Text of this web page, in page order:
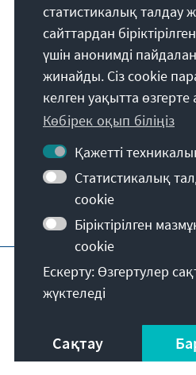
Die Konrad-
national und
Bildung für
Gerechtigkeit ein.
freiheitliche
Marktwirtschaft
Festigung des
Біздің
Шығыс деректер
статистикалық талдау
сайттардан
үшін анонимді
жинайды. Сіз cookie
келген уақытта өзгерте
Көбірек оқып біліңіз
Қажетті
Статистикалық
cookie
Біріктірілген
cookie
Ескерту: Өзгертулер
жүктеледі
Сақтау